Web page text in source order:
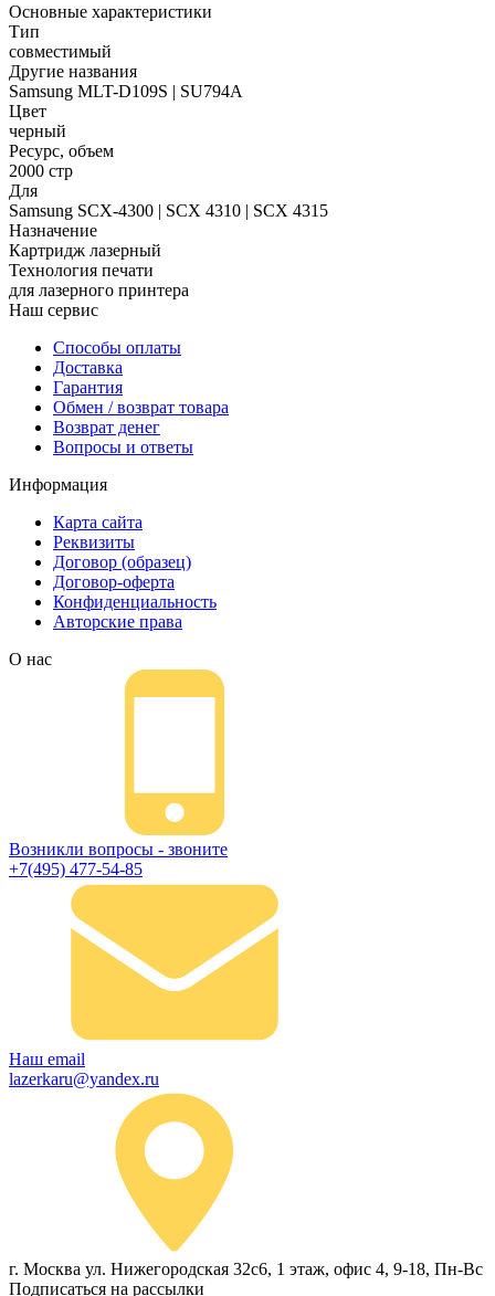
Основные характеристики
Тип
совместимый
Другие названия
Samsung MLT-D109S | SU794A
Цвет
черный
Ресурс, объем
2000 стр
Для
Samsung SCX-4300 | SCX 4310 | SCX 4315
Назначение
Картридж лазерный
Технология печати
для лазерного принтера
Наш сервис
Способы оплаты
Доставка
Гарантия
Обмен / возврат товара
Возврат денег
Вопросы и ответы
Информация
Карта сайта
Реквизиты
Договор (образец)
Договор-оферта
Конфиденциальность
Авторские права
О нас
Возникли вопросы - звоните
+7(495) 477-54-85
Наш email
lazerkaru@yandex.ru
г. Москва ул. Нижегородская 32с6, 1 этаж, офис 4, 9-18, Пн-Вс
Подписаться на рассылки